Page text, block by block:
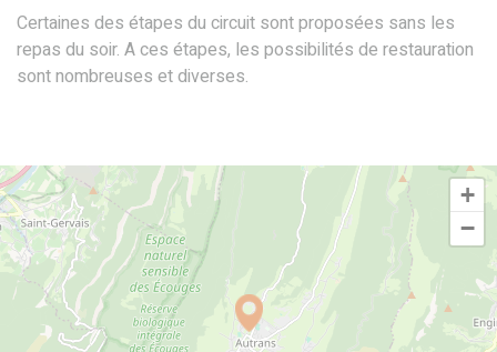
Certaines des étapes du circuit sont proposées sans les
repas du soir. A ces étapes, les possibilités de restauration
sont nombreuses et diverses.
+
−